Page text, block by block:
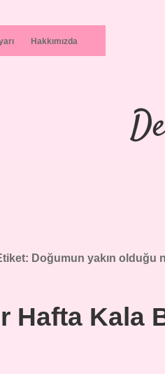
Hakkımızda
Doğumun yakın olduğu
Hafta Kala